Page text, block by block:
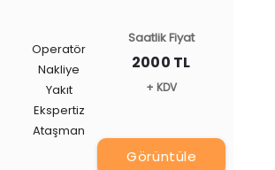
Operatör
Nakliye
Yakıt
Ekspertiz
Ataşman
Saatlik Fiyat
2000 TL
+ KDV
Görüntüle